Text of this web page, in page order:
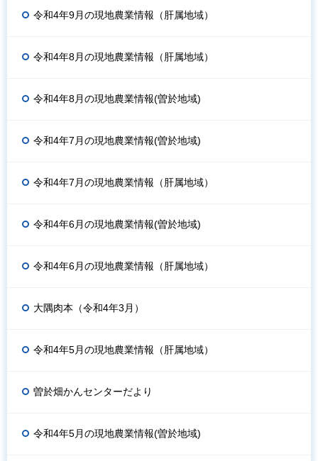
令和4年9月の現地農業情報（肝属地域）
令和4年8月の現地農業情報（肝属地域）
令和4年8月の現地農業情報(曽於地域)
令和4年7月の現地農業情報(曽於地域)
令和4年7月の現地農業情報（肝属地域）
令和4年6月の現地農業情報(曽於地域)
令和4年6月の現地農業情報（肝属地域）
大隅肉本（令和4年3月）
令和4年5月の現地農業情報（肝属地域）
曽於畑かんセンターだより
令和4年5月の現地農業情報(曽於地域)